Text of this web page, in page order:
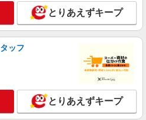
式会社 21596_p
ルバイト・パート】
期間中 時給1,600円以上
2,000円以上 残
場合、残業代を1分単位で別途支給し
Ｔ中津工場 （大分県中津市昭和新田
詳細を見る
とりあえずキープ
ッフ
とりあえずキープ